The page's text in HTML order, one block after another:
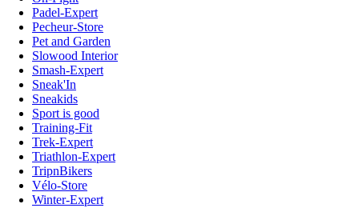
Padel-Expert
Pecheur-Store
Pet and Garden
Slowood Interior
Smash-Expert
Sneak'In
Sneakids
Sport is good
Training-Fit
Trek-Expert
Triathlon-Expert
TripnBikers
Vélo-Store
Winter-Expert